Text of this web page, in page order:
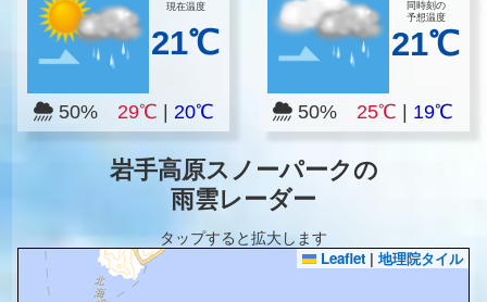
現在温度
21℃
50% 29℃ 20℃
同時刻の
予想温度
21℃
50% 25℃ 19℃
岩手高原スノーパークの
雨雲レーダー
タップすると拡大します
Leaflet | 地理院タイル